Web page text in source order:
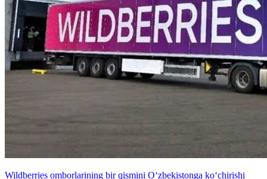
Wildberries omborlarining bir qismini O‘zbekistonga ko‘chirishi